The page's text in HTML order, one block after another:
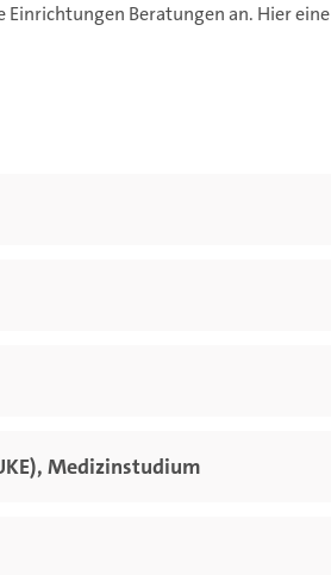
Beratungen an. Hier eine
Medizinstudium